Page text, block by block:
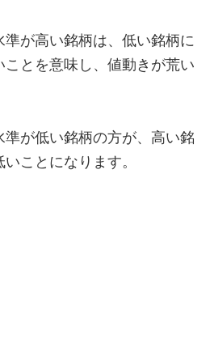
準が高い銘柄は、低い銘柄に
ことを意味し、値動きが荒い
が低い銘柄の方が、高い銘
ことになります。